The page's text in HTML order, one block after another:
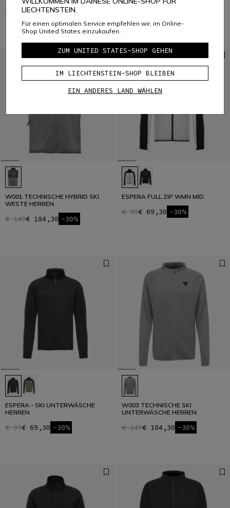
€ 149,95€ 89,97 -40%
W001 TECHNISCHE HYBRID SKI
WESTE HERREN
€ 149€ 104,30 -30%
ESPERA FULL ZIP WMN MID
€ 99€ 69,30 -30%
ESPERA - SKI UNTERWÄSCHE
HERREN
€ 99€ 69,30 -30%
W003 TECHNISCHE SKI
UNTERWÄSCHE HERREN
€ 149€ 104,30 -30%
LIECHTENSTEIN.
Für einen optimalen Service empfehlen wir, im Online-
Shop United States einzukaufen.
ZUM UNITED STATES-SHOP GEHEN
IM LIECHTENSTEIN-SHOP BLEIBEN
EIN ANDERES LAND WÄHLEN